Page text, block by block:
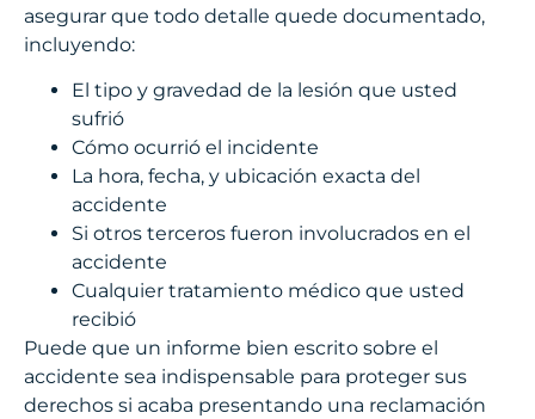
asegurar que todo detalle quede documentado,
incluyendo:
El tipo y gravedad de la lesión que usted
sufrió
Cómo ocurrió el incidente
La hora, fecha, y ubicación exacta del
accidente
Si otros terceros fueron involucrados en el
accidente
Cualquier tratamiento médico que usted
recibió
Puede que un informe bien escrito sobre el
accidente sea indispensable para proteger sus
derechos si acaba presentando una reclamación